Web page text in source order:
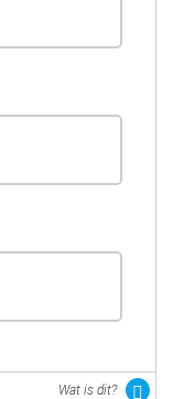
Wat is dit?